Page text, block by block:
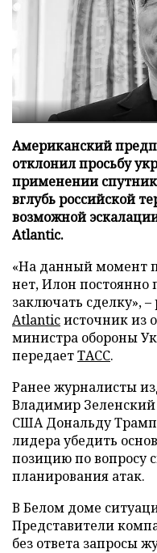
Американский
отклонил просьбу
применении
вглубь российской
возможной
Atlantic.
«На данный момент
нет, Илон постоянно
заключать сделку»,
Atlanticисточник из
министра обороны
передаетТАСС.
Ранее журналисты
Владимир
США Дональду
лидера убедить
позицию по вопросу
планирования атак.
В Белом доме
Представители
без ответа запросы